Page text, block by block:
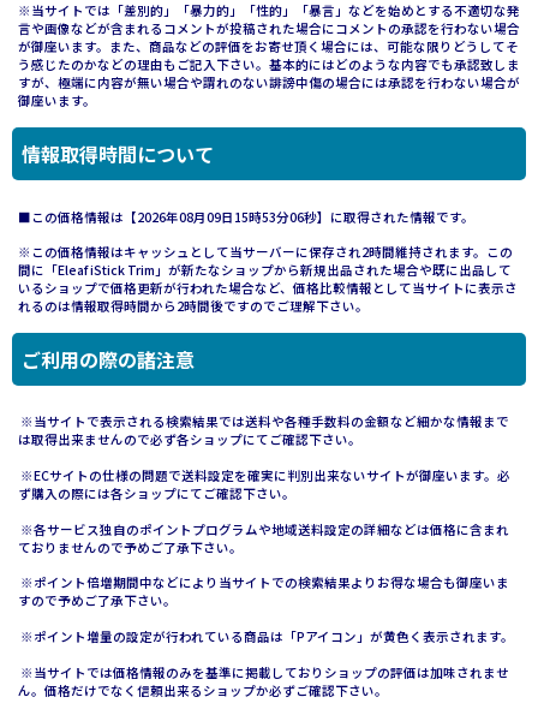
※当サイトでは「差別的」「暴力的」「性的」「暴言」などを始めとする不適切な発
言や画像などが含まれるコメントが投稿された場合にコメントの承認を行わない場合
が御座います。また、商品などの評価をお寄せ頂く場合には、可能な限りどうしてそ
う感じたのかなどの理由もご記入下さい。基本的にはどのような内容でも承認致しま
すが、極端に内容が無い場合や謂れのない誹謗中傷の場合には承認を行わない場合が
御座います。
情報取得時間について
■この価格情報は【2026年08月09日15時53分06秒】に取得された情報です。
※この価格情報はキャッシュとして当サーバーに保存され2時間維持されます。この
間に「Eleaf iStick Trim」が新たなショップから新規出品された場合や既に出品して
いるショップで価格更新が行われた場合など、価格比較情報として当サイトに表示さ
れるのは情報取得時間から2時間後ですのでご理解下さい。
ご利用の際の諸注意
※当サイトで表示される検索結果では送料や各種手数料の金額など細かな情報まで
は取得出来ませんので必ず各ショップにてご確認下さい。
※ECサイトの仕様の問題で送料設定を確実に判別出来ないサイトが御座います。必
ず購入の際には各ショップにてご確認下さい。
※各サービス独自のポイントプログラムや地域送料設定の詳細などは価格に含まれ
ておりませんので予めご了承下さい。
※ポイント倍増期間中などにより当サイトでの検索結果よりお得な場合も御座いま
すので予めご了承下さい。
※ポイント増量の設定が行われている商品は「Pアイコン」が黄色く表示されます。
※当サイトでは価格情報のみを基準に掲載しておりショップの評価は加味されませ
ん。価格だけでなく信頼出来るショップか必ずご確認下さい。